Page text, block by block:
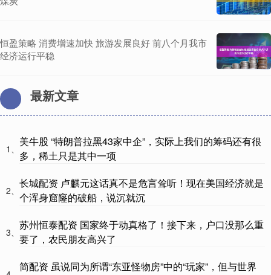
恒盈策略 消费增速加快 旅游发展良好 前八个月我市
经济运行平稳
最新文章
1、
美牛股 “特朗普拉黑43家中企”，实际上我们的筹码还有很
多，稀土只是其中一项
2、
长城配资 卢麒元这话真不是危言耸听！现在美国经济就是
个浑身窟窿的破船，说沉就沉
3、
苏州恒泰配资 国家终于动真格了！接下来，户口没那么重
要了，农民朋友高兴了
简配资 虽说同为所谓“东亚怪物房”中的“玩家”，但与世界